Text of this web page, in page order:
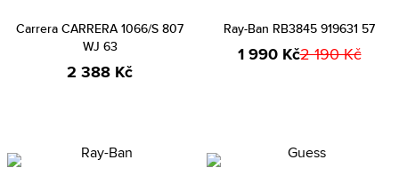
Carrera CARRERA 1066/S 807
WJ 63
2 388 Kč
Ray-Ban RB3845 919631 57
1 990 Kč2 190 Kč